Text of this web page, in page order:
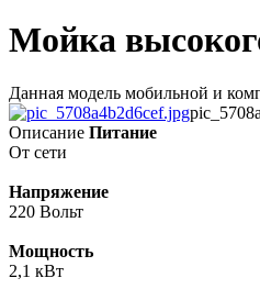
Мойка
Данная модель мобильной и
Описание Питание
От сети
Напряжение
220 Вольт
Мощность
2,1 кВт